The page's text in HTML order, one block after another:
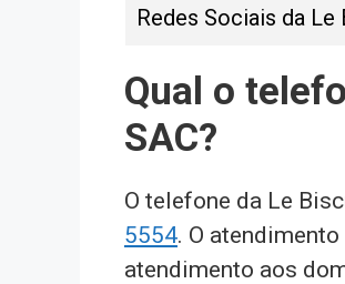
Redes Sociais da Le
Qual o
SAC?
O telefone da Le
5554. O
atendimento aos